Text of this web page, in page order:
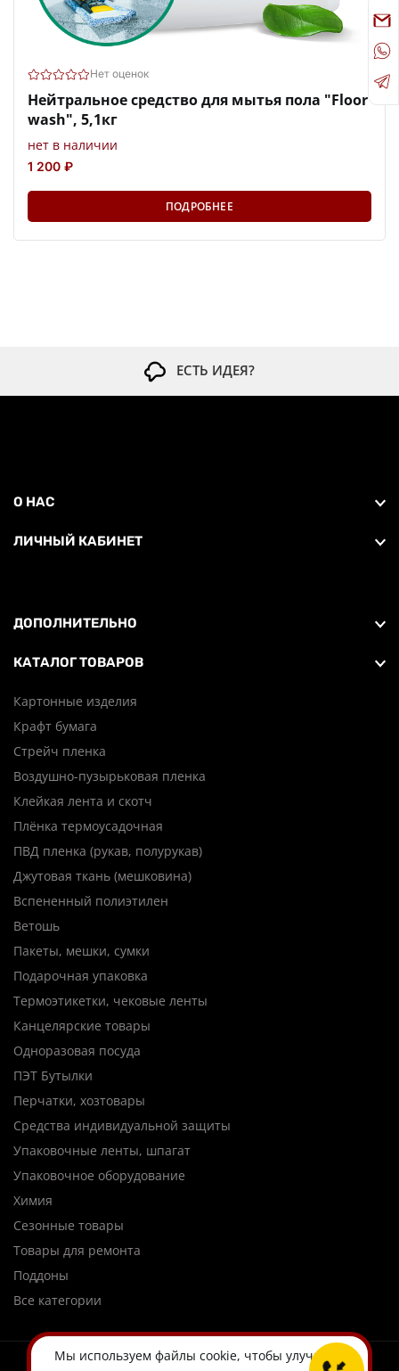
Нет оценок
Нейтральное средство для мытья пола "Floor
wash", 5,1кг
нет в наличии
1 200 ₽
ПОДРОБНЕЕ
ЕСТЬ ИДЕЯ?
О НАС
ЛИЧНЫЙ КАБИНЕТ
ДОПОЛНИТЕЛЬНО
КАТАЛОГ ТОВАРОВ
Картонные изделия
Крафт бумага
Стрейч пленка
Воздушно-пузырьковая пленка
Клейкая лента и скотч
Плёнка термоусадочная
ПВД пленка (рукав, полурукав)
Джутовая ткань (мешковина)
Вспененный полиэтилен
Ветошь
Пакеты, мешки, сумки
Подарочная упаковка
Термоэтикетки, чековые ленты
Канцелярские товары
Одноразовая посуда
ПЭТ Бутылки
Перчатки, хозтовары
Средства индивидуальной защиты
Упаковочные ленты, шпагат
Упаковочное оборудование
Химия
Сезонные товары
Товары для ремонта
Поддоны
Все категории
Мы используем файлы cookie, чтобы улучшить